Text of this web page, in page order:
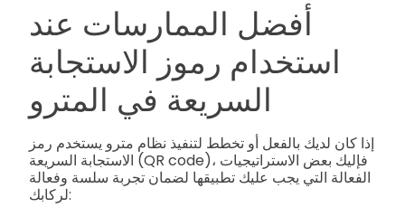
أفضل الممارسات عند
استخدام رموز الاستجابة
السريعة في المترو
إذا كان لديك بالفعل أو تخطط لتنفيذ نظام مترو يستخدم رمز
الاستجابة السريعة (QR code)، فإليك بعض الاستراتيجيات
الفعالة التي يجب عليك تطبيقها لضمان تجربة سلسة وفعالة
لركابك: